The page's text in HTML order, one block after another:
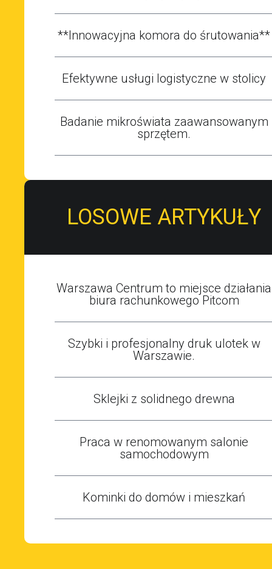
**Innowacyjna komora do śrutowania**
Efektywne usługi logistyczne w stolicy
Badanie mikroświata zaawansowanym
sprzętem.
LOSOWE ARTYKUŁY
Warszawa Centrum to miejsce działania
biura rachunkowego Pitcom
Szybki i profesjonalny druk ulotek w
Warszawie.
Sklejki z solidnego drewna
Praca w renomowanym salonie
samochodowym
Kominki do domów i mieszkań